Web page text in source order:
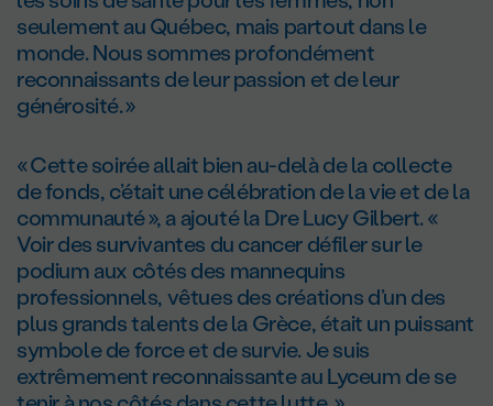
seulement au Québec, mais partout dans le
monde. Nous sommes profondément
reconnaissants de leur passion et de leur
générosité. »
« Cette soirée allait bien au-delà de la collecte
de fonds, c’était une célébration de la vie et de la
communauté », a ajouté la Dre Lucy Gilbert. «
Voir des survivantes du cancer défiler sur le
podium aux côtés des mannequins
professionnels, vêtues des créations d’un des
plus grands talents de la Grèce, était un puissant
symbole de force et de survie. Je suis
extrêmement reconnaissante au Lyceum de se